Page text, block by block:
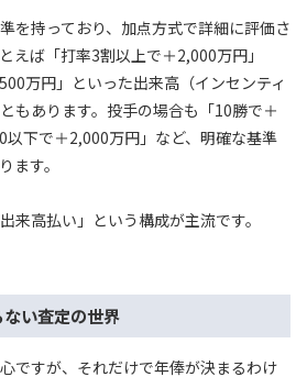
を持っており、加点方式で詳細に評価さ
えば「打率3割以上で＋2,000万円」
万円」といった出来高（インセンティ
もあります。投手の場合も「10勝で＋
以下で＋2,000万円」など、明確な基準
ます。
来高払い」という構成が主流です。
い査定の世界
ですが、それだけで年俸が決まるわけ